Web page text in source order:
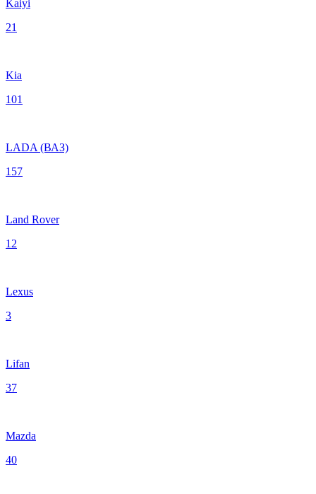
Kaiyi
21
Kia
101
LADA (ВАЗ)
157
Land Rover
12
Lexus
3
Lifan
37
Mazda
40